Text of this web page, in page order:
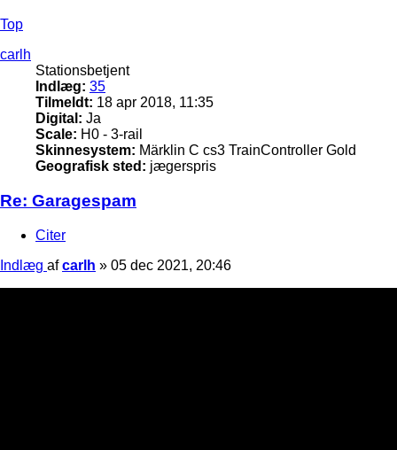
Top
carlh
Stationsbetjent
Indlæg: 35
Tilmeldt: 18 apr 2018, 11:35
Digital: Ja
Scale: H0 - 3-rail
Skinnesystem: Märklin C cs3 TrainController Gold
Geografisk sted: jægerspris
Re: Garagespam
Citer
Indlæg afcarlh » 05 dec 2021, 20:46